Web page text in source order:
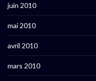
juin 2010
mai 2010
avril 2010
mars 2010